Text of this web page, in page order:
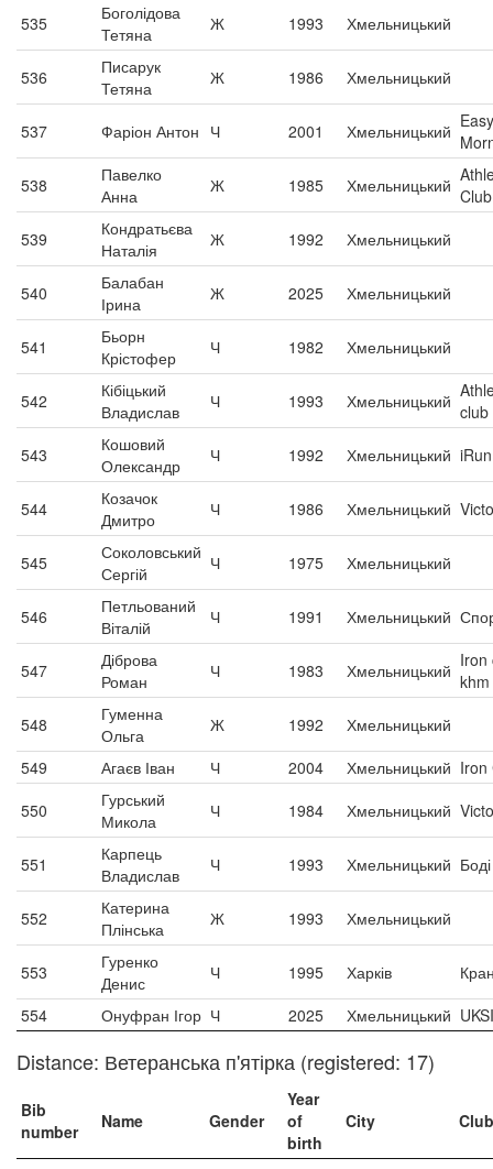
535
Боголідова
Тетяна
Ж 1993 Хмельницький
536
Писарук
Тетяна
Ж 1986 Хмельницький
537 Фаріон Антон Ч 2001 Хмельницький Easy
538
Павелко
Анна
Ж 1985 Хмельницький Club
539
Кондратьєва
Наталія
Ж 1992 Хмельницький
540
Балабан
Ірина
Ж 2025 Хмельницький
541
Бьорн
Крістофер
Ч 1982 Хмельницький
542
Кібіцький
Владислав
Ч 1993 Хмельницький club
543
Кошовий
Олександр
Ч 1992 Хмельницький iRun
544
Козачок
Дмитро
Ч 1986 Хмельницький
545
Соколовський
Сергій
Ч 1975 Хмельницький
546
Петльований
Віталій
Ч 1991 Хмельницький
547
Діброва
Роман
Ч 1983 Хмельницький Iron
khm
548
Гуменна
Ольга
Ж 1992
Хмельницький
549
Агаєв Іван Ч 2004 Хмельницький Iron
550
Гурський
Микола
Ч 1984 Хмельницький
551
Карпець
Владислав
Ч 1993 Хмельницький
552
Катерина
Плінська
Ж 1993 Хмельницький
553
Гуренко
Денис
Ч 1995 Харків
554
Онуфран Ігор Ч 2025 Хмельницький
Distance: Ветеранська п'ятірка (registered: 17)
Bib
number
Name Gender
Year
of
birth
City Club